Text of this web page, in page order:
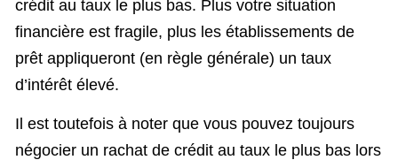
crédit au taux le plus bas. Plus votre situation
financière est fragile, plus les établissements de
prêt appliqueront (en règle générale) un taux
d’intérêt élevé.
Il est toutefois à noter que vous pouvez toujours
négocier un rachat de crédit au taux le plus bas lors